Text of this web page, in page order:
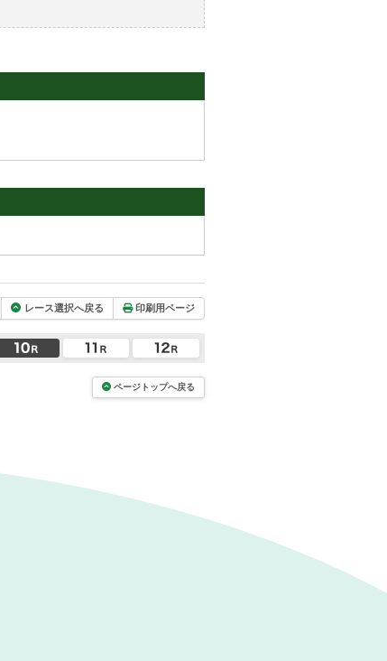
レース選択へ戻る 印刷用ページ
ページトップへ戻る